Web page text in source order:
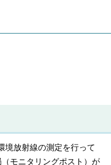
境放射線の測定を行って
モニタリングポスト）が